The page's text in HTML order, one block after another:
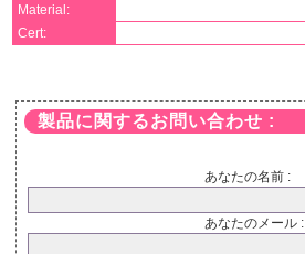
Material:
Cert:
製品に関するお問い合わせ :
あなたの名前 :
あなたのメール :